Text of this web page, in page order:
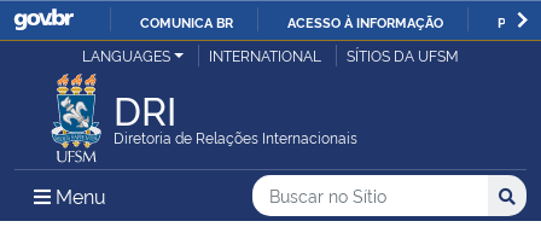
IR
COMUNICA BR ACESSO À INFORMAÇÃO
Ministério da Justiça e Segurança Pública
Ministério da Defesa
LANGUAGES INTERNATIONAL SÍTIOS DA UFSM
DRI
Diretoria de Relações Internacionais
Menu Menu Principal do Sítio
Busca
Buscar no no Sítio
Busca: